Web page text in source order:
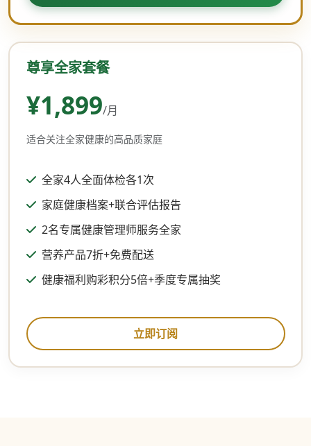
尊享全家套餐
¥1,899/月
适合关注全家健康的高品质家庭
全家4人全面体检各1次
家庭健康档案+联合评估报告
2名专属健康管理师服务全家
营养产品7折+免费配送
健康福利购彩积分5倍+季度专属抽奖
立即订阅